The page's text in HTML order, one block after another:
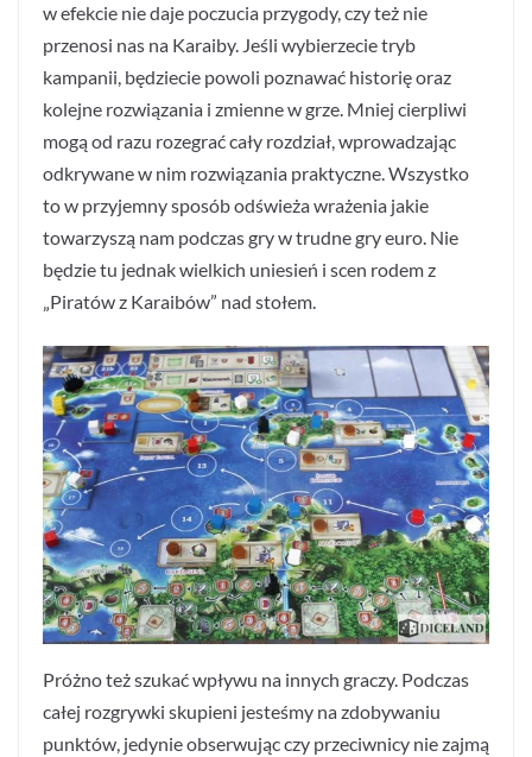
w efekcie nie daje poczucia przygody, czy też nie
przenosi nas na Karaiby. Jeśli wybierzecie tryb
kampanii, będziecie powoli poznawać historię oraz
kolejne rozwiązania i zmienne w grze. Mniej cierpliwi
mogą od razu rozegrać cały rozdział, wprowadzając
odkrywane w nim rozwiązania praktyczne. Wszystko
to w przyjemny sposób odświeża wrażenia jakie
towarzyszą nam podczas gry w trudne gry euro. Nie
będzie tu jednak wielkich uniesień i scen rodem z
„Piratów z Karaibów” nad stołem.
Próżno też szukać wpływu na innych graczy. Podczas
całej rozgrywki skupieni jesteśmy na zdobywaniu
punktów, jedynie obserwując czy przeciwnicy nie zajmą